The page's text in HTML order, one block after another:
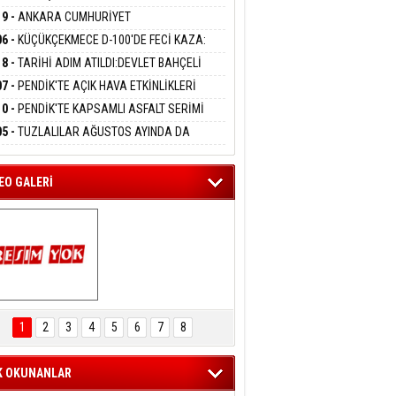
Kaynas
TUTUTKLANDI
HİZMET VERİLDİ
- ANKARA CUMHURİYET
ÖZGÜR ÖZEL VE VELİ
HAKKINDA FEZLEKE
- KÜÇÜKÇEKMECE D-100'DE FECİ KAZA:
İETT OTOBÜSÜNE ÇARPTI 3 KİŞİ
KAYBETTİ
- TARİHİ ADIM ATILDI:DEVLET BAHÇELİ
TÜRKİYE' ÇERÇEVE YASA TEKLİFİNİ
- PENDİK'TE AÇIK HAVA ETKİNLİKLERİ
SİNEMASIYLA BAŞLADI
- PENDİK'TE KAPSAMLI ASFALT SERİMİ
- TUZLALILAR AĞUSTOS AYINDA DA
DOYACAK
GALERİ
ENGELSİZ
FESTİVALİ
KONSERİ
MEST
1 2 3 4 5 6 7 8
OKUNANLAR